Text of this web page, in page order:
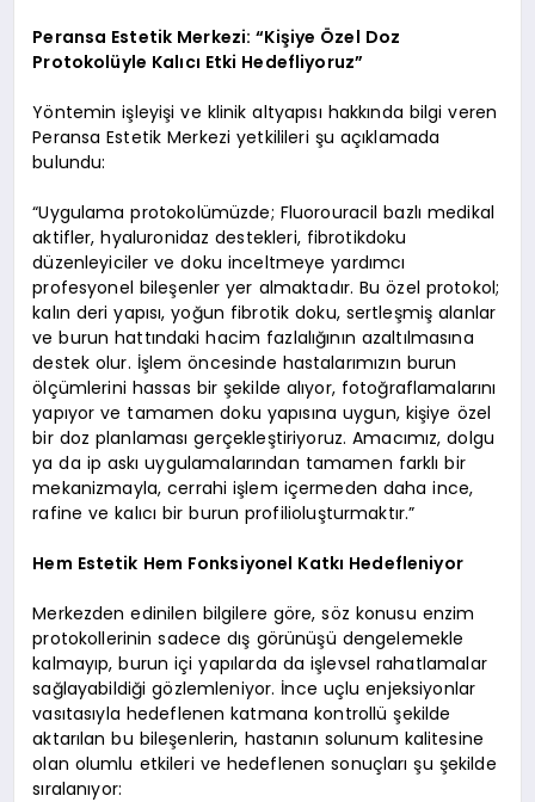
Peransa Estetik Merkezi: “Kişiye Özel Doz
Protokolüyle Kalıcı Etki Hedefliyoruz”
Yöntemin işleyişi ve klinik altyapısı hakkında bilgi veren
Peransa Estetik Merkezi yetkilileri şu açıklamada
bulundu:
“Uygulama protokolümüzde; Fluorouracil bazlı medikal
aktifler, hyaluronidaz destekleri, fibrotikdoku
düzenleyiciler ve doku inceltmeye yardımcı
profesyonel bileşenler yer almaktadır. Bu özel protokol;
kalın deri yapısı, yoğun fibrotik doku, sertleşmiş alanlar
ve burun hattındaki hacim fazlalığının azaltılmasına
destek olur. İşlem öncesinde hastalarımızın burun
ölçümlerini hassas bir şekilde alıyor, fotoğraflamalarını
yapıyor ve tamamen doku yapısına uygun, kişiye özel
bir doz planlaması gerçekleştiriyoruz. Amacımız, dolgu
ya da ip askı uygulamalarından tamamen farklı bir
mekanizmayla, cerrahi işlem içermeden daha ince,
rafine ve kalıcı bir burun profilioluşturmaktır.”
Hem Estetik Hem Fonksiyonel Katkı Hedefleniyor
Merkezden edinilen bilgilere göre, söz konusu enzim
protokollerinin sadece dış görünüşü dengelemekle
kalmayıp, burun içi yapılarda da işlevsel rahatlamalar
sağlayabildiği gözlemleniyor. İnce uçlu enjeksiyonlar
vasıtasıyla hedeflenen katmana kontrollü şekilde
aktarılan bu bileşenlerin, hastanın solunum kalitesine
olan olumlu etkileri ve hedeflenen sonuçları şu şekilde
sıralanıyor: